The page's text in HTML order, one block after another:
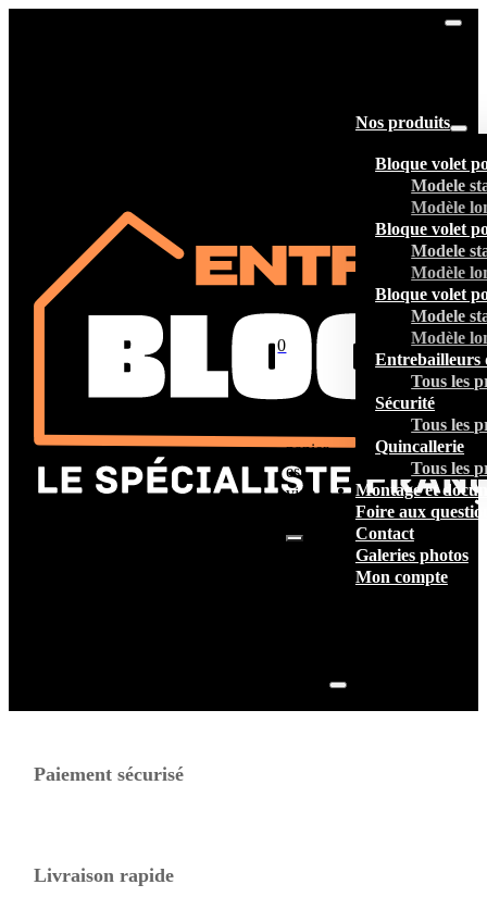
Nos produits
Bloque volet
Modele
Modèle
Bloque volet
Modele
Modèle
Bloque volet
Modele
Modèle
Entrebailleurs
Tous les
Sécurité
Tous les
Quincallerie
Tous les
Montage et
Foire aux
Contact
Galeries photos
Mon compte
0
panier
est
vide.
Paiement sécurisé
Livraison rapide